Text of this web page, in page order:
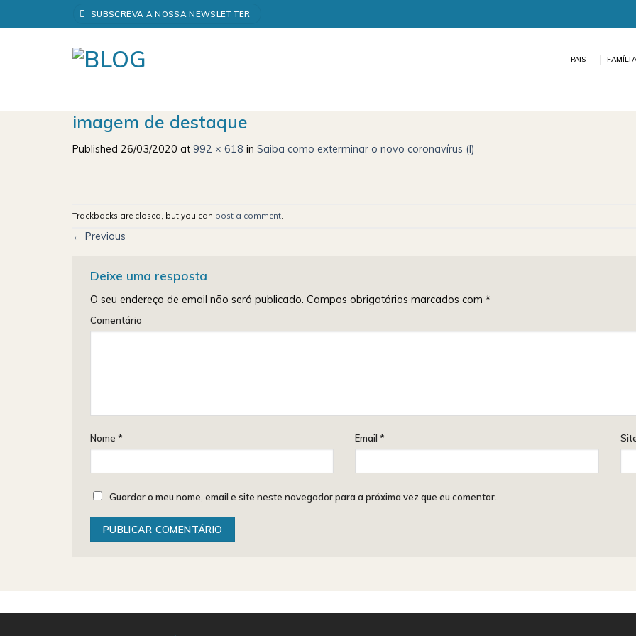
SUBSCREVA A NOSSA NEWSLETTER
PAIS
imagem de destaque
Published 26/03/2020 at 992 × 618 in Saiba como exterminar o novo coronavírus (I)
Trackbacks are closed, but you can post a comment.
← Previous
Deixe uma resposta
O seu endereço de email não será publicado. Campos obrigatórios marcados com *
Comentário
Nome * Email *
Guardar o meu nome, email e site neste navegador para a próxima vez que eu comentar.